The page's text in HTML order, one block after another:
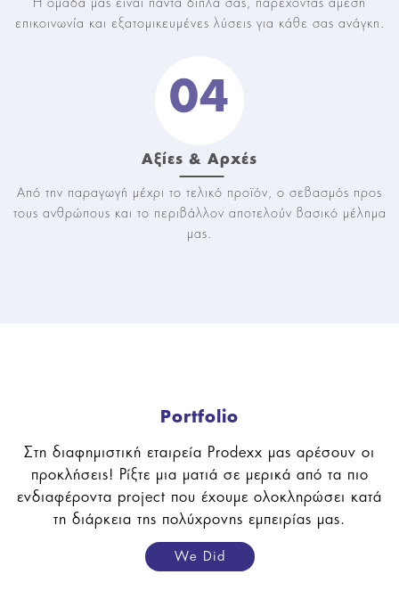
Η ομάδα μας είναι πάντα δίπλα σας, παρέχοντας άμεση
επικοινωνία και εξατομικευμένες λύσεις για κάθε σας ανάγκη.
04
Αξίες & Αρχές
Από την παραγωγή μέχρι το τελικό προϊόν, ο σεβασμός προς
τους ανθρώπους και το περιβάλλον αποτελούν βασικό μέλημα
μας.
Portfolio
Στη διαφημιστική εταιρεία Prodexx μας αρέσουν οι
προκλήσεις! Ρίξτε μια ματιά σε μερικά από τα πιο
ενδιαφέροντα project που έχουμε ολοκληρώσει κατά
τη διάρκεια της πολύχρονης εμπειρίας μας.
We Did